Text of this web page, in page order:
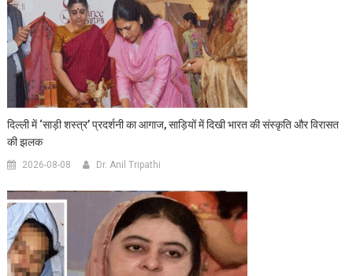
दिल्ली में ‘साड़ी शस्त्र’ प्रदर्शनी का आगाज, साड़ियों में दिखी भारत की संस्कृति और विरासत
की झलक
2026-08-08 Dr. Anil Tripathi